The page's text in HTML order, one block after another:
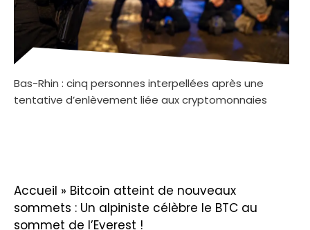
Bas-Rhin : cinq personnes interpellées après une
tentative d’enlèvement liée aux cryptomonnaies
Accueil » Bitcoin atteint de nouveaux
sommets : Un alpiniste célèbre le BTC au
sommet de l’Everest !